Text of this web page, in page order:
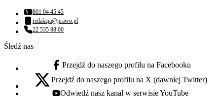
Numer telefonu:
801 04 45 45
Adres email:
redakcja@prawo.pl
Numer telefonu:
22 535 88 00
Śledź nas
facebook - otwiera się w nowej karcie
Przejdź do naszego profilu na Facebooku
x - otwiera się w nowej karcie
Przejdź do naszego profilu na X (dawniej Twitter)
youtube - otwiera się w nowej karcie
Odwiedź nasz kanał w serwisie YouTube